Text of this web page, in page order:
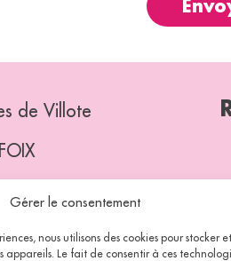
Gérer le consentement
nous utilisons des cookies pour stocker
Le fait de consentir à ces
de Villote
14 43